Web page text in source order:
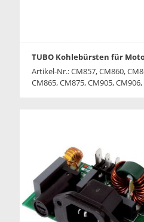
TUBO Kohlebürsten für
Artikel-Nr.: CM857, CM860,
CM865, CM875, CM905,